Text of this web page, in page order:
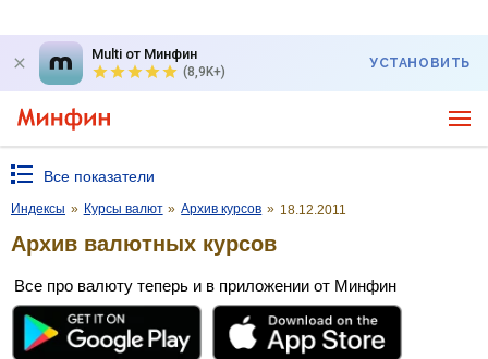
Multi от Минфин
(8,9K+)
УСТАНОВИТЬ
Все показатели
Индексы » Курсы валют » Архив курсов » 18.12.2011
Архив валютных курсов
Все про валюту теперь и в приложении от Минфин